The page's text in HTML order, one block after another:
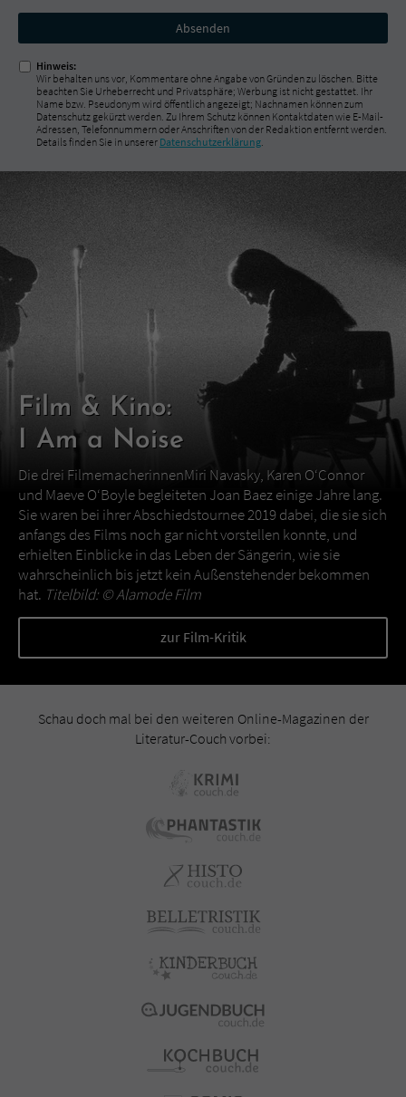
Nicht
ausfüllen!
Hinweis:
Wir behalten uns vor, Kommentare ohne Angabe von Gründen zu löschen. Bitte
beachten Sie Urheberrecht und Privatsphäre; Werbung ist nicht gestattet. Ihr
Name bzw. Pseudonym wird öffentlich angezeigt; Nachnamen können zum
Datenschutz gekürzt werden. Zu Ihrem Schutz können Kontaktdaten wie E-Mail-
Adressen, Telefonnummern oder Anschriften von der Redaktion entfernt werden.
Details finden Sie in unserer Datenschutzerklärung.
Film & Kino:
I Am a Noise
Die drei FilmemacherinnenMiri Navasky, Karen O‘Connor
und Maeve O‘Boyle begleiteten Joan Baez einige Jahre lang.
Sie waren bei ihrer Abschiedstournee 2019 dabei, die sie sich
anfangs des Films noch gar nicht vorstellen konnte, und
erhielten Einblicke in das Leben der Sängerin, wie sie
wahrscheinlich bis jetzt kein Außenstehender bekommen
hat. Titelbild: ©Alamode Film
zur Film-Kritik
Schau doch mal bei den weiteren Online-Magazinen der
Literatur-Couch vorbei: